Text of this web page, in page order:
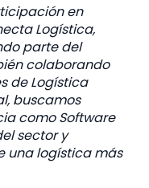
en
Logística,
parte del
colaborando
de Logística
buscamos
como Software
sector y
una logística más